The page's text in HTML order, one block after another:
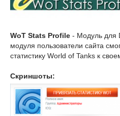
WoT Stats Profile - Модуль для
модуля пользователи сайта
статистику World of Tanks к
Скриншоты: